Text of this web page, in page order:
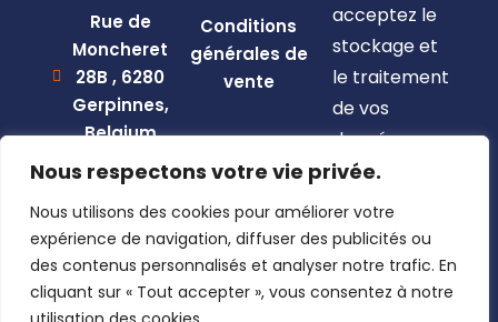
Nous respectons votre vie privée.
Nous utilisons des cookies pour améliorer votre
expérience de navigation, diffuser des publicités ou
des contenus personnalisés et analyser notre trafic. En
cliquant sur « Tout accepter », vous consentez à notre
Rue de
Moncheret
28B , 6280
Gerpinnes,
Belgium
+32 492
marcellin@gerpiagri.be
BE
0793.946.582
Conditions
générales de
vente
acceptez le
stockage et
le traitement
de vos
données par
ce site web.
S'inscrire